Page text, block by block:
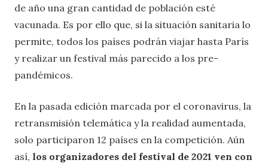
de año una gran cantidad de población esté
vacunada. Es por ello que, si la situación sanitaria lo
permite, todos los países podrán viajar hasta París
y realizar un festival más parecido a los pre-
pandémicos.
En la pasada edición marcada por el coronavirus, la
retransmisión telemática y la realidad aumentada,
solo participaron 12 países en la competición. Aún
así, los organizadores del festival de 2021 ven con